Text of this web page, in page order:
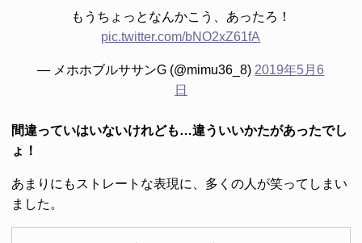
もうちょっとなんかこう、あったろ！
pic.twitter.com/bNO2xZ61fA
— メホホブルササンG (@mimu36_8) 2019年5月6
日
間違っていはいないけれども…違ういいかたがあったでし
ょ！
あまりにもストレートな表現に、多くの人が笑ってしまい
ました。